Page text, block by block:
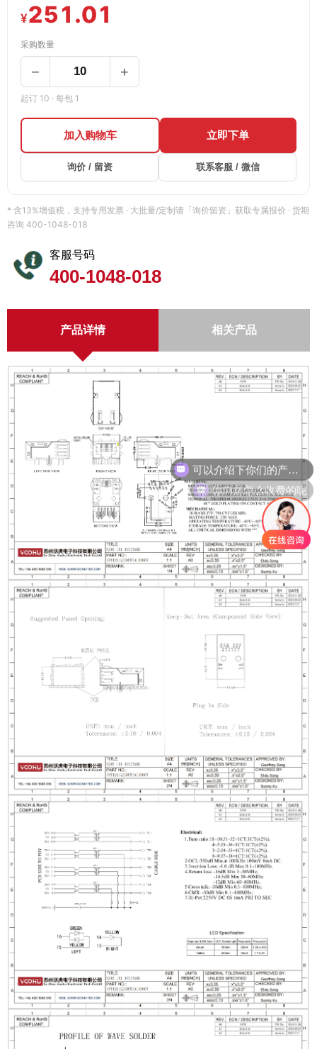
采购数量
− +
起订 10 · 每包 1
¥251.01
加入购物车 立即下单
询价 / 留资 联系客服 / 微信
* 含13%增值税，支持专用发票 · 大批量/定制请「询价留资」获取专属报价 · 货期
咨询 400-1048-018
客服号码
400-1048-018
产品详情 相关产品
你们是怎么收费的呢